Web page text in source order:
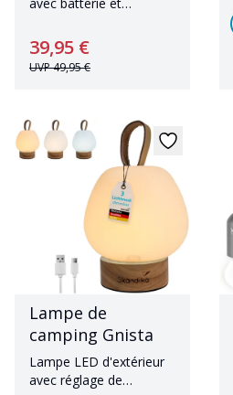
39,95 €
UVP49,95 €
Lampe de
camping Gnista
Lampe LED d'extérieur
avec réglage de